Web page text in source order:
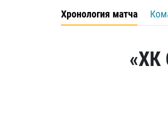
Хронология матча
«ХК